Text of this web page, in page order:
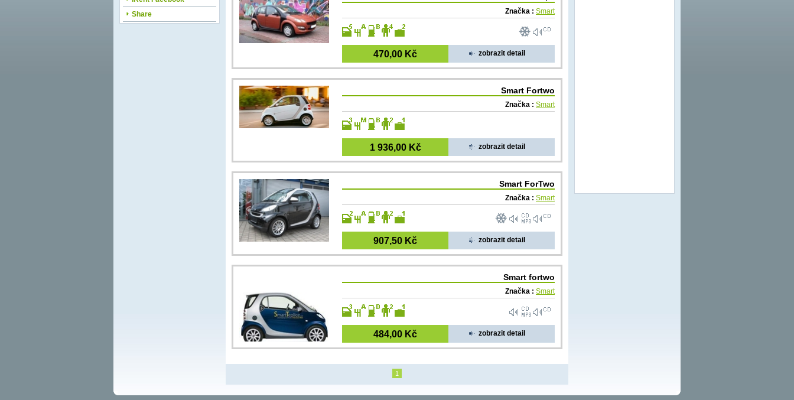
Share
Značka : Smart
470,00 Kč zobrazit detail
Smart Fortwo
Značka : Smart
1 936,00 Kč zobrazit detail
Smart ForTwo
Značka : Smart
907,50 Kč zobrazit detail
Smart fortwo
Značka : Smart
484,00 Kč zobrazit detail
1